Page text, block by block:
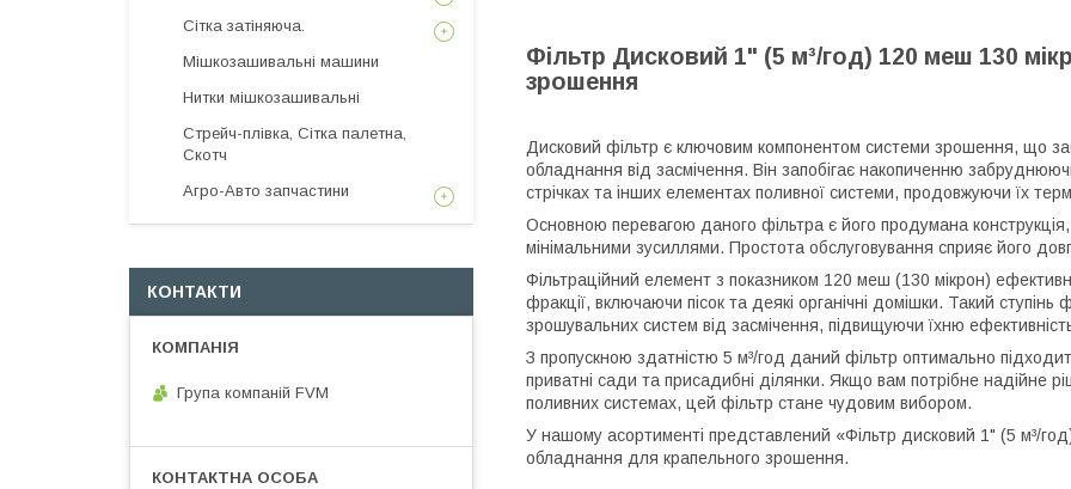
Фільтр Дисковий 1" (5 м³/год) 120 меш 130
зрошення
Дисковий фільтр є ключовим компонентом системи зрошення, що
обладнання від засмічення. Він запобігає накопиченню
стрічках та інших елементах поливної системи, продовжуючи їх
Основною перевагою даного фільтра є його продумана
мінімальними зусиллями. Простота обслуговування сприяє його
Фільтраційний елемент з показником 120 меш (130 мікрон)
фракції, включаючи пісок та деякі органічні домішки. Такий ступінь
зрошувальних систем від засмічення, підвищуючи їхню
З пропускною здатністю 5 м³/год даний фільтр оптимально
приватні сади та присадибні ділянки. Якщо вам потрібне
поливних системах, цей фільтр стане чудовим вибором.
У нашому асортименті представлений «Фільтр дисковий 1" (5 м³/
обладнання для крапельного зрошення.
Сітка затіняюча.
Мішкозашивальні машини
Нитки мішкозашивальні
Стрейч-плівка, Сітка палетна,
Скотч
Агро-Авто запчастини
КОНТАКТИ
Група компаній FVM